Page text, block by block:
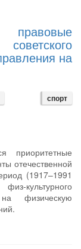
на
спорт
приоритетные
отечественной
(1917–1991
культурного
физическую